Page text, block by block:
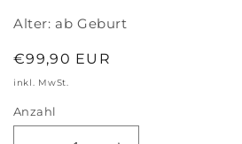
Alter: ab Geburt
Normaler
Preis
€99,90 EUR
inkl. MwSt.
Anzahl